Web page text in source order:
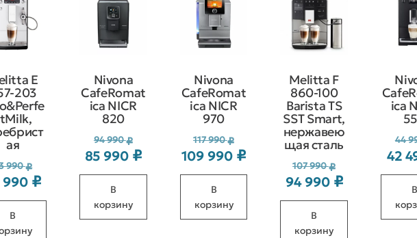
Е
203
ая
990₽Первоначальная
цена
составляла
43 990 ₽.
990 ₽Текущая
цена:
35 990 ₽.
В
Nivona
CafeRomat
ica NICR
820
94 990₽Первоначальная
цена
составляла
94 990 ₽.
85 990 ₽Текущая
цена:
В
корзину
Nivona
CafeRomat
ica NICR
970
117 990₽Первоначальная
цена
составляла
117 990 ₽.
109 990 ₽Текущая
цена:
109 990 ₽.
В
корзину
Melitta F
860-100
Barista TS
SST Smart,
нержавею
щая сталь
107 990₽
цена
составляла
94 990 ₽Текущая
цена:
94 990 ₽.
В
корзину
ica
44
42
В